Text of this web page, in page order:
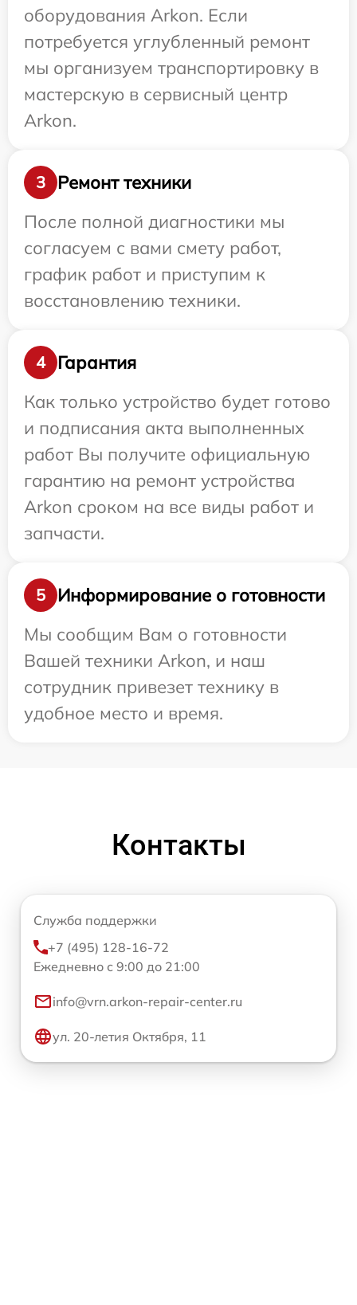
оборудования Arkon. Если
потребуется углубленный ремонт
мы организуем транспортировку в
мастерскую в сервисный центр
Arkon.
3
Ремонт техники
После полной диагностики мы
согласуем с вами смету работ,
график работ и приступим к
восстановлению техники.
4
Гарантия
Как только устройство будет готово
и подписания акта выполненных
работ Вы получите официальную
гарантию на ремонт устройства
Arkon сроком на все виды работ и
запчасти.
5
Информирование о готовности
Мы сообщим Вам о готовности
Вашей техники Arkon, и наш
сотрудник привезет технику в
удобное место и время.
Контакты
Служба поддержки
+7 (495) 128-16-72
Ежедневно с 9:00 до 21:00
info@vrn.arkon-repair-center.ru
ул. 20-летия Октября, 11